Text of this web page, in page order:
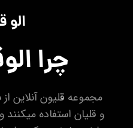
الو
چرا
مجموعه قلیون آنلاین
و قلیان استفاده میکنند